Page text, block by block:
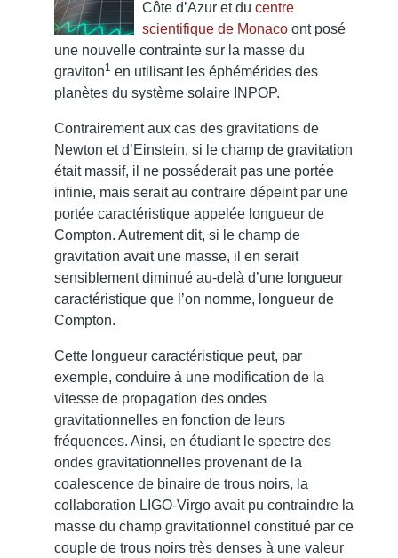
Côte d’Azur et du centre
scientifique de Monaco ont posé
une nouvelle contrainte sur la masse du
graviton1 en utilisant les éphémérides des
planètes du système solaire INPOP.
Contrairement aux cas des gravitations de
Newton et d’Einstein, si le champ de gravitation
était massif, il ne posséderait pas une portée
infinie, mais serait au contraire dépeint par une
portée caractéristique appelée longueur de
Compton. Autrement dit, si le champ de
gravitation avait une masse, il en serait
sensiblement diminué au-delà d’une longueur
caractéristique que l’on nomme, longueur de
Compton.
Cette longueur caractéristique peut, par
exemple, conduire à une modification de la
vitesse de propagation des ondes
gravitationnelles en fonction de leurs
fréquences. Ainsi, en étudiant le spectre des
ondes gravitationnelles provenant de la
coalescence de binaire de trous noirs, la
collaboration LIGO-Virgo avait pu contraindre la
masse du champ gravitationnel constitué par ce
couple de trous noirs très denses à une valeur